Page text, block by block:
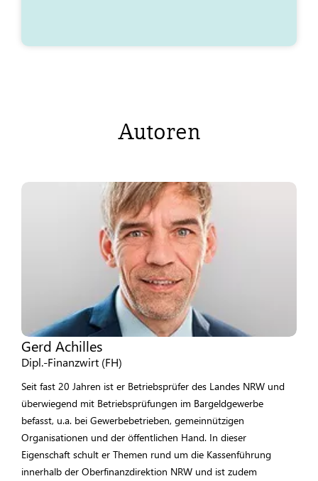
Autoren
Gerd Achilles
Dipl.-Finanzwirt (FH)
Seit fast 20 Jahren ist er Betriebsprüfer des Landes NRW und
überwiegend mit Betriebsprüfungen im Bargeldgewerbe
befasst, u.a. bei Gewerbebetrieben, gemeinnützigen
Organisationen und der öffentlichen Hand. In dieser
Eigenschaft schult er Themen rund um die Kassenführung
innerhalb der Oberfinanzdirektion NRW und ist zudem